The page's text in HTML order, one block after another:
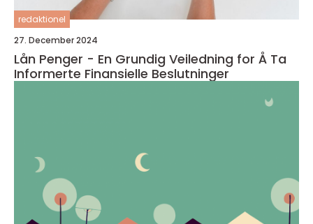
redaktionel
27. December 2024
Lån Penger - En Grundig Veiledning for Å Ta
Informerte Finansielle Beslutninger